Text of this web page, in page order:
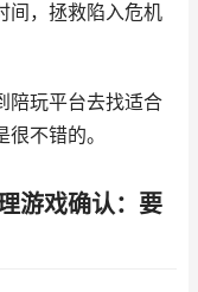
间，拯救陷入危机
陪玩平台去找适合
不错的。
游戏确认：要